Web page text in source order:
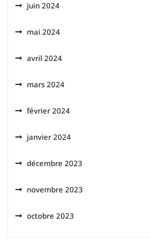
juin 2024
mai 2024
avril 2024
mars 2024
février 2024
janvier 2024
décembre 2023
novembre 2023
octobre 2023